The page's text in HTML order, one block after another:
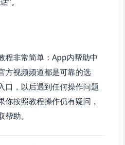
程非常简单：App内帮助中
方视频频道都是可靠的选
口，以后遇到任何操作问题
你按照教程操作仍有疑问，
助。